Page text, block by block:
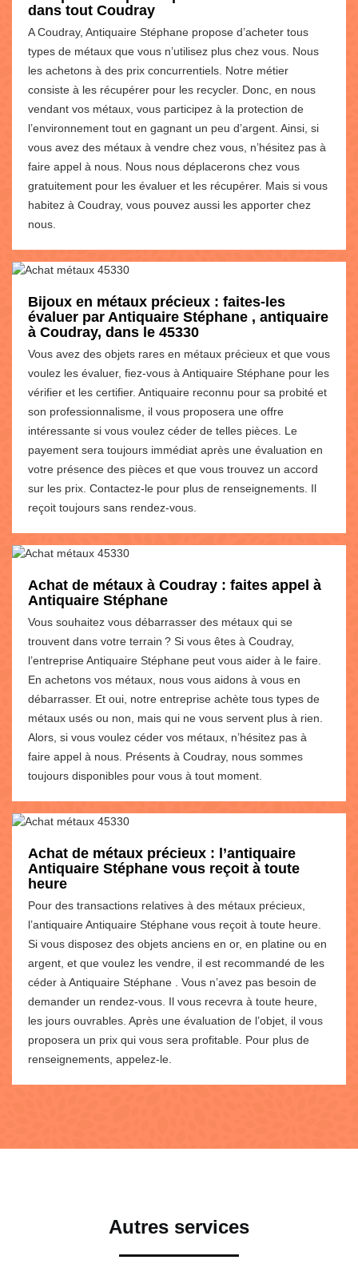
dans tout Coudray
A Coudray, Antiquaire Stéphane propose d’acheter tous
types de métaux que vous n’utilisez plus chez vous. Nous
les achetons à des prix concurrentiels. Notre métier
consiste à les récupérer pour les recycler. Donc, en nous
vendant vos métaux, vous participez à la protection de
l’environnement tout en gagnant un peu d’argent. Ainsi, si
vous avez des métaux à vendre chez vous, n’hésitez pas à
faire appel à nous. Nous nous déplacerons chez vous
gratuitement pour les évaluer et les récupérer. Mais si vous
habitez à Coudray, vous pouvez aussi les apporter chez
nous.
Bijoux en métaux précieux : faites-les
évaluer par Antiquaire Stéphane , antiquaire
à Coudray, dans le 45330
Vous avez des objets rares en métaux précieux et que vous
voulez les évaluer, fiez-vous à Antiquaire Stéphane pour les
vérifier et les certifier. Antiquaire reconnu pour sa probité et
son professionnalisme, il vous proposera une offre
intéressante si vous voulez céder de telles pièces. Le
payement sera toujours immédiat après une évaluation en
votre présence des pièces et que vous trouvez un accord
sur les prix. Contactez-le pour plus de renseignements. Il
reçoit toujours sans rendez-vous.
Achat de métaux à Coudray : faites appel à
Antiquaire Stéphane
Vous souhaitez vous débarrasser des métaux qui se
trouvent dans votre terrain ? Si vous êtes à Coudray,
l’entreprise Antiquaire Stéphane peut vous aider à le faire.
En achetons vos métaux, nous vous aidons à vous en
débarrasser. Et oui, notre entreprise achète tous types de
métaux usés ou non, mais qui ne vous servent plus à rien.
Alors, si vous voulez céder vos métaux, n’hésitez pas à
faire appel à nous. Présents à Coudray, nous sommes
toujours disponibles pour vous à tout moment.
Achat de métaux précieux : l’antiquaire
Antiquaire Stéphane vous reçoit à toute
heure
Pour des transactions relatives à des métaux précieux,
l’antiquaire Antiquaire Stéphane vous reçoit à toute heure.
Si vous disposez des objets anciens en or, en platine ou en
argent, et que voulez les vendre, il est recommandé de les
céder à Antiquaire Stéphane . Vous n’avez pas besoin de
demander un rendez-vous. Il vous recevra à toute heure,
les jours ouvrables. Après une évaluation de l’objet, il vous
proposera un prix qui vous sera profitable. Pour plus de
renseignements, appelez-le.
Autres services